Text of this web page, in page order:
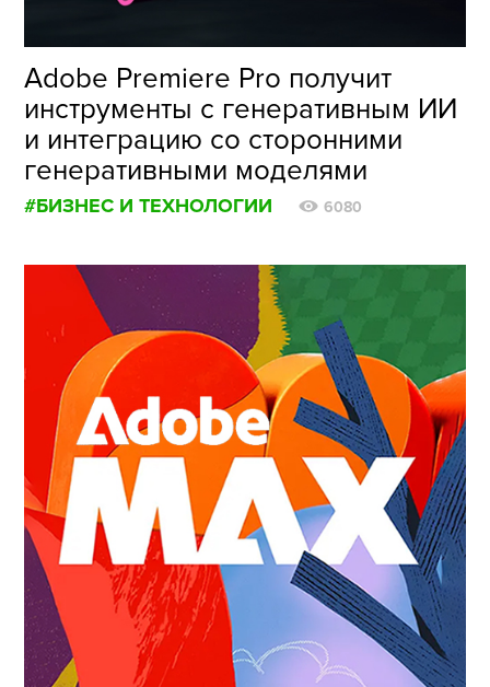
Adobe Premiere Pro получит
инструменты с генеративным ИИ
и интеграцию со сторонними
генеративными моделями
#БИЗНЕС И ТЕХНОЛОГИИ 6080